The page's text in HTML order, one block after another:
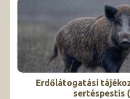
Erdőlátogatási
sertéspestis